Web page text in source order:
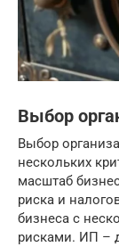
Выбор
Выбор
нескольких
масштаб
риска и
бизнеса с
рисками. ИП –